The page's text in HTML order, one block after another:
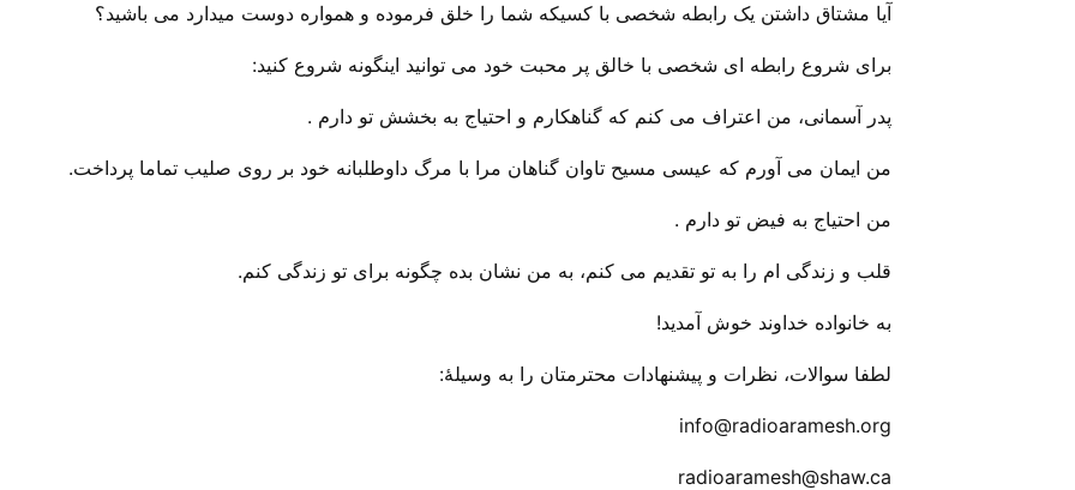
آیا مشتاق داشتن یک رابطه شخصی با کسیکه شما را خلق فرموده و همواره دوست میدارد می باشید؟
برای شروع رابطه ای شخصی با خالق پر محبت خود می توانید اینگونه شروع کنید:
پدر آسمانی، من اعتراف می کنم که گناهکارم و احتیاج به بخشش تو دارم .
من ایمان می آورم که عیسی مسیح تاوان گناهان مرا با مرگ داوطلبانه خود بر روی صلیب تماما پرداخت.
من احتیاج به فیض تو دارم .
قلب و زندگی ام را به تو تقدیم می کنم، به من نشان بده چگونه برای تو زندگی کنم.
به خانواده خداوند خوش آمدید!
لطفا سوالات، نظرات و پیشنهادات محترمتان را به وسیلهٔ:
info@radioaramesh.org
radioaramesh@shaw.ca